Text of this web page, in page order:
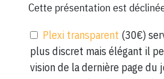
Cette présentation est
Plexi transparent (30€)
plus discret mais élégant il
vision de la dernière page du